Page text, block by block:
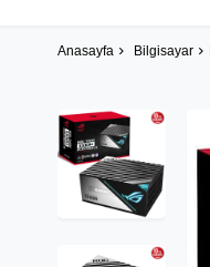
Anasayfa Bilgisayar